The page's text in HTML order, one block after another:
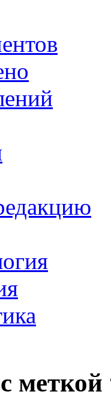
меткой